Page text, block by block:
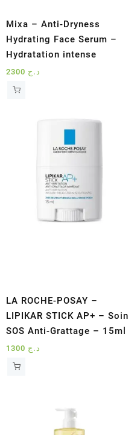
Mixa – Anti-Dryness
Hydrating Face Serum –
Hydratation intense
د.ج
LA ROCHE-POSAY –
LIPIKAR STICK AP+ – Soin
SOS Anti-Grattage – 15ml
د.ج